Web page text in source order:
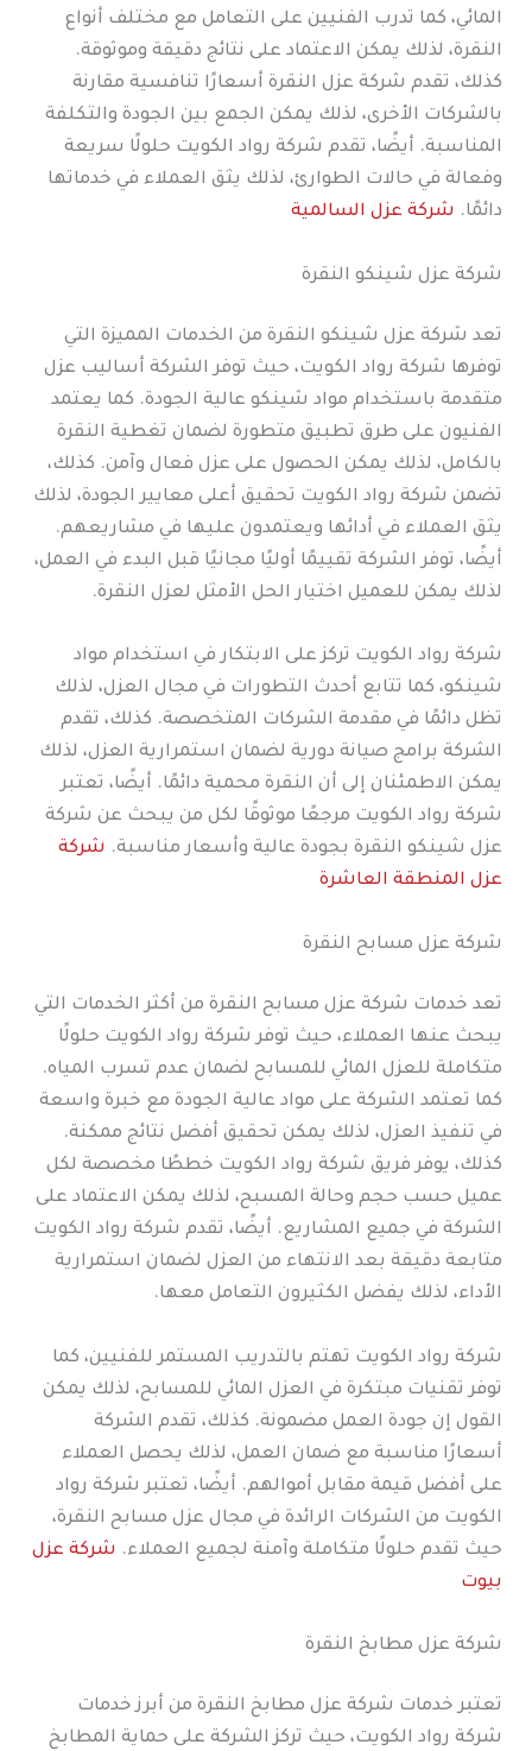
المائي، كما تدرب الفنيين على التعامل مع مختلف أنواع
النقرة، لذلك يمكن الاعتماد على نتائج دقيقة وموثوقة.
كذلك، تقدم شركة عزل النقرة أسعارًا تنافسية مقارنة
بالشركات الأخرى، لذلك يمكن الجمع بين الجودة والتكلفة
المناسبة. أيضًا، تقدم شركة رواد الكويت حلولًا سريعة
وفعالة في حالات الطوارئ، لذلك يثق العملاء في خدماتها
دائمًا. شركة عزل السالمية
شركة عزل شينكو النقرة
تعد شركة عزل شينكو النقرة من الخدمات المميزة التي
توفرها شركة رواد الكويت، حيث توفر الشركة أساليب عزل
متقدمة باستخدام مواد شينكو عالية الجودة. كما يعتمد
الفنيون على طرق تطبيق متطورة لضمان تغطية النقرة
بالكامل، لذلك يمكن الحصول على عزل فعال وآمن. كذلك،
تضمن شركة رواد الكويت تحقيق أعلى معايير الجودة، لذلك
يثق العملاء في أدائها ويعتمدون عليها في مشاريعهم.
أيضًا، توفر الشركة تقييمًا أوليًا مجانيًا قبل البدء في العمل،
لذلك يمكن للعميل اختيار الحل الأمثل لعزل النقرة.
شركة رواد الكويت تركز على الابتكار في استخدام مواد
شينكو، كما تتابع أحدث التطورات في مجال العزل، لذلك
تظل دائمًا في مقدمة الشركات المتخصصة. كذلك، تقدم
الشركة برامج صيانة دورية لضمان استمرارية العزل، لذلك
يمكن الاطمئنان إلى أن النقرة محمية دائمًا. أيضًا، تعتبر
شركة رواد الكويت مرجعًا موثوقًا لكل من يبحث عن شركة
عزل شينكو النقرة بجودة عالية وأسعار مناسبة. شركة
عزل المنطقة العاشرة
شركة عزل مسابح النقرة
تعد خدمات شركة عزل مسابح النقرة من أكثر الخدمات التي
يبحث عنها العملاء، حيث توفر شركة رواد الكويت حلولًا
متكاملة للعزل المائي للمسابح لضمان عدم تسرب المياه.
كما تعتمد الشركة على مواد عالية الجودة مع خبرة واسعة
في تنفيذ العزل، لذلك يمكن تحقيق أفضل نتائج ممكنة.
كذلك، يوفر فريق شركة رواد الكويت خططًا مخصصة لكل
عميل حسب حجم وحالة المسبح، لذلك يمكن الاعتماد على
الشركة في جميع المشاريع. أيضًا، تقدم شركة رواد الكويت
متابعة دقيقة بعد الانتهاء من العزل لضمان استمرارية
الأداء، لذلك يفضل الكثيرون التعامل معها.
شركة رواد الكويت تهتم بالتدريب المستمر للفنيين، كما
توفر تقنيات مبتكرة في العزل المائي للمسابح، لذلك يمكن
القول إن جودة العمل مضمونة. كذلك، تقدم الشركة
أسعارًا مناسبة مع ضمان العمل، لذلك يحصل العملاء
على أفضل قيمة مقابل أموالهم. أيضًا، تعتبر شركة رواد
الكويت من الشركات الرائدة في مجال عزل مسابح النقرة،
حيث تقدم حلولًا متكاملة وآمنة لجميع العملاء. شركة عزل
بيوت
شركة عزل مطابخ النقرة
تعتبر خدمات شركة عزل مطابخ النقرة من أبرز خدمات
شركة رواد الكويت، حيث تركز الشركة على حماية المطابخ